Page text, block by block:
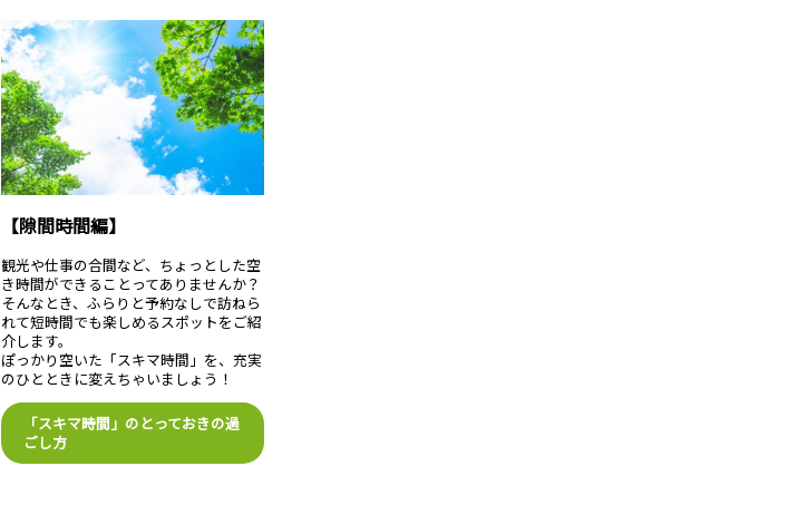
【隙間時間編】
観光や仕事の合間など、ちょっとした空
き時間ができることってありませんか？
そんなとき、ふらりと予約なしで訪ねら
れて短時間でも楽しめるスポットをご紹
介します。
ぽっかり空いた「スキマ時間」を、充実
のひとときに変えちゃいましょう！
「スキマ時間」のとっておきの過
ごし方